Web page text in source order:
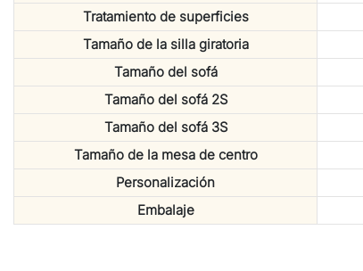
Tratamiento de superficies
Tamaño de la silla giratoria
Tamaño del sofá
Tamaño del sofá 2S
Tamaño del sofá 3S
Tamaño de la mesa de centro
Personalización
Embalaje